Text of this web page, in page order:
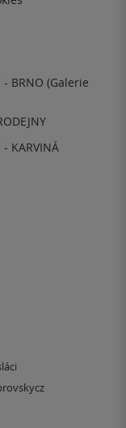
- BRNO (Galerie
- KARVINÁ